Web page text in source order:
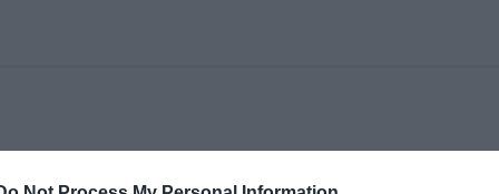
a bajai Szentháromság téren: a
lesz.